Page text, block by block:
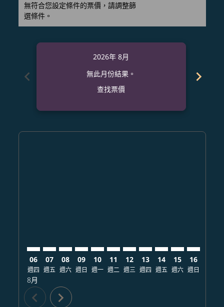
無符合您設定條件的票價，請調整篩
選條件。
chevron_left
2026年 8月
無此月份結果。
查找票價
chevron_right
06
週四
8月
07
週五
08
週六
09
週日
10
週一
11
週二
12
週三
13
週四
14
週五
15
週六
16
週日
chevron_left chevron_right